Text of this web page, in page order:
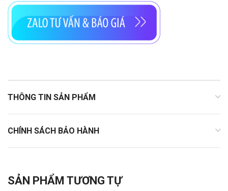
THÔNG TIN SẢN PHẨM
CHÍNH SÁCH BẢO HÀNH
SẢN PHẨM TƯƠNG TỰ